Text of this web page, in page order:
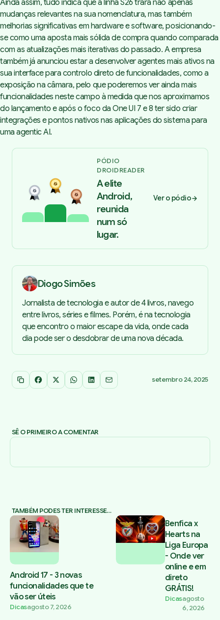
Ainda assim, tudo indica que a linha S26 trará não apenas
mudanças relevantes na sua nomenclatura, mas também
melhorias significativas em hardware e software, posicionando-
se como uma aposta mais sólida de compra quando comparada
com as atualizações mais iterativas do passado. A empresa
também já anunciou estar a desenvolver agentes mais ativos na
sua interface para controlo direto de funcionalidades, como a
exposição na câmara, pelo que poderemos ver ainda mais
funcionalidades neste campo à medida que nos aproximamos
do lançamento e após o foco da One UI 7 e 8 ter sido criar
integrações e pontos nativos nas aplicações do sistema para
uma agentic AI.
PÓDIO
DROIDREADER
A elite
Android,
reunida
num só
lugar.
Ver o pódio
Diogo Simões
Jornalista de tecnologia e autor de 4 livros, navego
entre livros, séries e filmes. Porém, é na tecnologia
que encontro o maior escape da vida, onde cada
dia pode ser o desdobrar de uma nova década.
Copiar link
Facebook
X WhatsApp
LinkedInEmail setembro 24, 2025
SÊ O PRIMEIRO A COMENTAR
TAMBÉM PODES TER INTERESSE…
Android 17 - 3 novas
funcionalidades que te
vão ser úteis
Dicasagosto 7, 2026
Benfica x
Hearts na
Liga Europa
- Onde ver
online e em
direto
GRÁTIS!
Dicasagosto
6, 2026